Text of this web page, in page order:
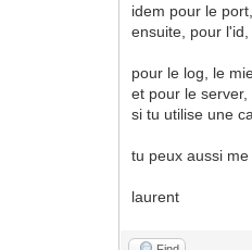
idem pour le
ensuite, pour
pour le log, le
et pour le server,
si tu utilise une
tu peux aussi
laurent